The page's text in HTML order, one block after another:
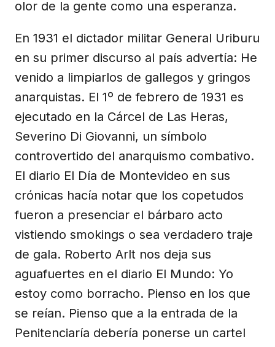
olor de la gente como una esperanza.
En 1931 el dictador militar General Uriburu
en su primer discurso al país advertía: He
venido a limpiarlos de gallegos y gringos
anarquistas. El 1º de febrero de 1931 es
ejecutado en la Cárcel de Las Heras,
Severino Di Giovanni, un símbolo
controvertido del anarquismo combativo.
El diario El Día de Montevideo en sus
crónicas hacía notar que los copetudos
fueron a presenciar el bárbaro acto
vistiendo smokings o sea verdadero traje
de gala. Roberto Arlt nos deja sus
aguafuertes en el diario El Mundo: Yo
estoy como borracho. Pienso en los que
se reían. Pienso que a la entrada de la
Penitenciaría debería ponerse un cartel